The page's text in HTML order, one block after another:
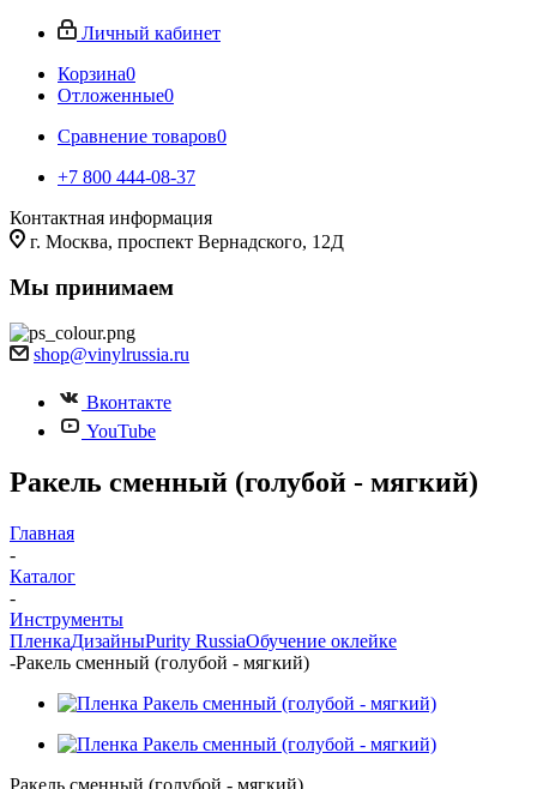
Личный кабинет
Корзина0
Отложенные0
Сравнение товаров0
+7 800 444-08-37
Контактная информация
г. Москва, проспект Вернадского, 12Д
Мы принимаем
shop@vinylrussia.ru
Вконтакте
YouTube
Ракель сменный (голубой - мягкий)
Главная
-
Каталог
-
Инструменты
ПленкаДизайныPurity RussiaОбучение оклейке
-Ракель сменный (голубой - мягкий)
Ракель сменный (голубой - мягкий)